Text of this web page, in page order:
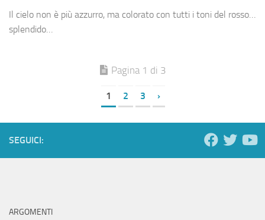
Il cielo non è più azzurro, ma colorato con tutti i toni del rosso…
splendido…
Pagina 1 di 3
1 2 3 ›
SEGUICI:
ARGOMENTI